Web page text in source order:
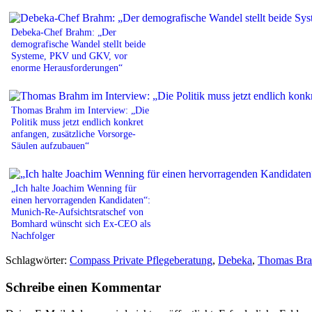
Debeka-Chef Brahm: „Der
demografische Wandel stellt beide
Systeme, PKV und GKV, vor
enorme Herausforderungen“
Thomas Brahm im Interview: „Die
Politik muss jetzt endlich konkret
anfangen, zusätzliche Vorsorge-
Säulen aufzubauen“
„Ich halte Joachim Wenning für
einen hervorragenden Kandidaten“:
Munich-Re-Aufsichtsratschef von
Bomhard wünscht sich Ex-CEO als
Nachfolger
Schlagwörter: Compass Private Pflegeberatung, Debeka, Thomas
Schreibe einen Kommentar